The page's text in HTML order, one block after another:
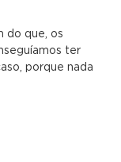
do que, os
ter
porque nada